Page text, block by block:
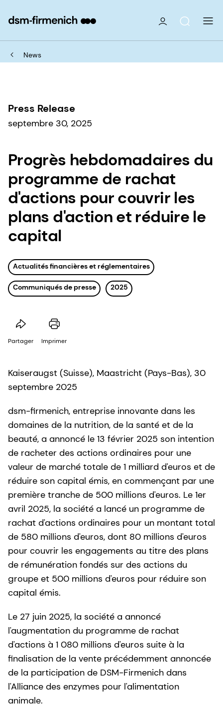
News
Press Release
septembre 30, 2025
Progrès hebdomadaires du
programme de rachat
d'actions pour couvrir les
plans d'action et réduire le
capital
Actualités financières et réglementaires
Communiqués de presse 2025
Partager Imprimer
Kaiseraugst (Suisse), Maastricht (Pays-Bas), 30
septembre 2025
dsm-firmenich, entreprise innovante dans les
domaines de la nutrition, de la santé et de la
beauté, a annoncé le 13 février 2025 son intention
de racheter des actions ordinaires pour une
valeur de marché totale de 1 milliard d'euros et de
réduire son capital émis, en commençant par une
première tranche de 500 millions d'euros. Le 1er
avril 2025, la société a lancé un programme de
rachat d'actions ordinaires pour un montant total
de 580 millions d'euros, dont 80 millions d'euros
pour couvrir les engagements au titre des plans
de rémunération fondés sur des actions du
groupe et 500 millions d'euros pour réduire son
capital émis.
Le 27 juin 2025, la société a annoncé
l'augmentation du programme de rachat
d'actions à 1 080 millions d'euros suite à la
finalisation de la vente précédemment annoncée
de la participation de DSM-Firmenich dans
l'Alliance des enzymes pour l'alimentation
animale.